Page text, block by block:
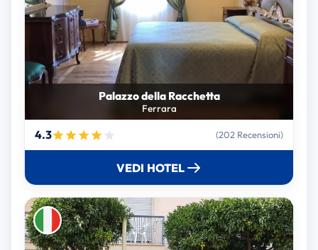
Palazzo della Racchetta
Ferrara
4.3 (202 Recensioni)
VEDI HOTEL